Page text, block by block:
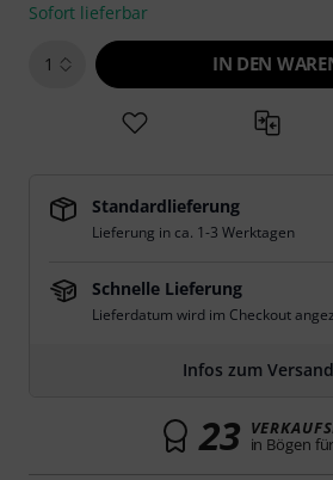
Sofort lieferbar
1 IN DEN
Standardlieferung
Lieferung in ca. 1-3 Werktagen
Schnelle Lieferung
Lieferdatum wird im Checkout
Infos zum Versand
23 in Bögen